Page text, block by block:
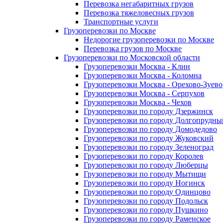
Перевозка негабаритных грузов
Перевозка тяжеловесных грузов
Транспортные услуги
Грузоперевозки по Москве
Недорогие грузоперевозки по Москве
Перевозка грузов по Москве
Грузоперевозки по Московской области
Грузоперевозки Москва - Клин
Грузоперевозки Москва - Коломна
Грузоперевозки Москва - Орехово-Зуево
Грузоперевозки Москва - Серпухов
Грузоперевозки Москва - Чехов
Грузоперевозки по городу Дзержинск
Грузоперевозки по городу
Грузоперевозки по городу Домодедово
Грузоперевозки по городу Жуковский
Грузоперевозки по городу Зеленоград
Грузоперевозки по городу Королев
Грузоперевозки по городу Люберцы
Грузоперевозки по городу Мытищи
Грузоперевозки по городу Ногинск
Грузоперевозки по городу Одинцово
Грузоперевозки по городу Подольск
Грузоперевозки по городу Пушкино
Грузоперевозки по городу Раменское